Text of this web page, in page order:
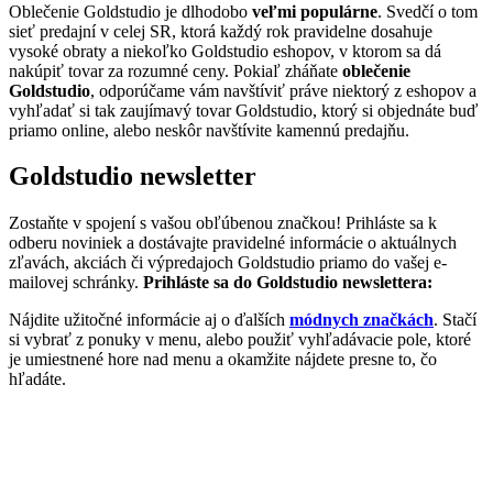
Oblečenie Goldstudio je dlhodobo veľmi populárne. Svedčí o tom
sieť predajní v celej SR, ktorá každý rok pravidelne dosahuje
vysoké obraty a niekoľko Goldstudio eshopov, v ktorom sa dá
nakúpiť tovar za rozumné ceny. Pokiaľ zháňate oblečenie
Goldstudio, odporúčame vám navštíviť práve niektorý z eshopov a
vyhľadať si tak zaujímavý tovar Goldstudio, ktorý si objednáte buď
priamo online, alebo neskôr navštívite kamennú predajňu.
Goldstudio newsletter
Zostaňte v spojení s vašou obľúbenou značkou! Prihláste sa k
odberu noviniek a dostávajte pravidelné informácie o aktuálnych
zľavách, akciách či výpredajoch Goldstudio priamo do vašej e-
mailovej schránky. Prihláste sa do Goldstudio newslettera:
Nájdite užitočné informácie aj o ďalších módnych značkách. Stačí
si vybrať z ponuky v menu, alebo použiť vyhľadávacie pole, ktoré
je umiestnené hore nad menu a okamžite nájdete presne to, čo
hľadáte.